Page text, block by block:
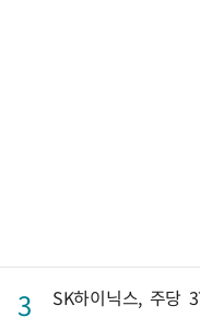
3 SK하이닉스, 주당